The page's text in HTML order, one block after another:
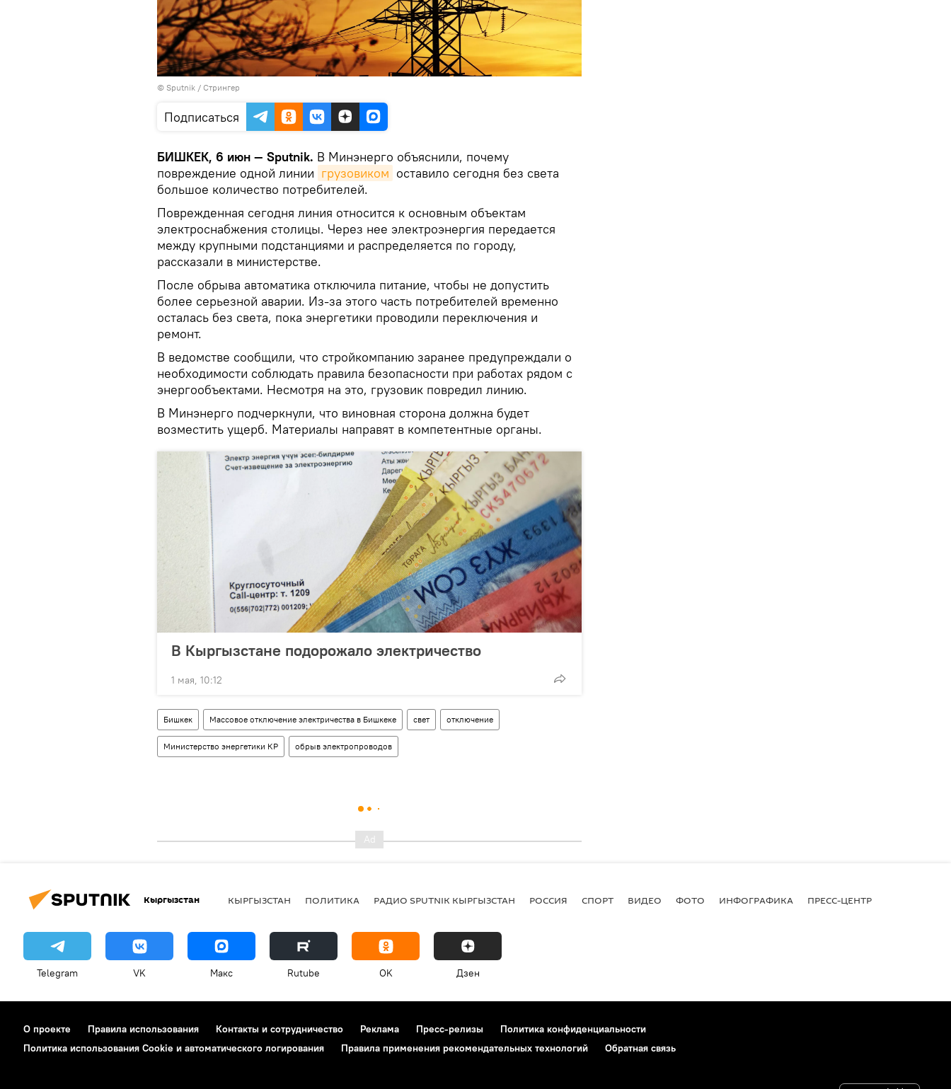
© Sputnik / Стрингер
Подписаться
БИШКЕК, 6 июн — Sputnik. В Минэнерго объяснили, почему
повреждение одной линии грузовиком оставило сегодня без света
большое количество потребителей.
Поврежденная сегодня линия относится к основным объектам
электроснабжения столицы. Через нее электроэнергия передается
между крупными подстанциями и распределяется по городу,
рассказали в министерстве.
После обрыва автоматика отключила питание, чтобы не допустить
более серьезной аварии. Из-за этого часть потребителей временно
осталась без света, пока энергетики проводили переключения и
ремонт.
В ведомстве сообщили, что стройкомпанию заранее предупреждали о
необходимости соблюдать правила безопасности при работах рядом с
энергообъектами. Несмотря на это, грузовик повредил линию.
В Минэнерго подчеркнули, что виновная сторона должна будет
возместить ущерб. Материалы направят в компетентные органы.
В Кыргызстане подорожало электричество
1 мая, 10:12
Бишкек Массовое отключение электричества в Бишкеке свет отключение
Министерство энергетики КР обрыв электропроводов
Кыргызстан КЫРГЫЗСТАН ПОЛИТИКА РАДИО SPUTNIK КЫРГЫЗСТАН РОССИЯ СПОРТ ВИДЕО ФОТО ИНФОГРАФИКА ПРЕСС-ЦЕНТР
Telegram VK Макс Rutube OK Дзен
О проекте Правила использования Контакты и сотрудничество Реклама Пресс-релизы
Политика конфиденциальности
Политика использования Cookie и автоматического логирования
Правила применения рекомендательных технологий Обратная связь